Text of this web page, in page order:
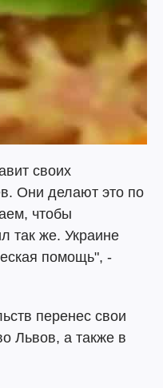
своих
Они делают это по
чтобы
так же. Украине
помощь", -
перенес свои
Львов, а также в